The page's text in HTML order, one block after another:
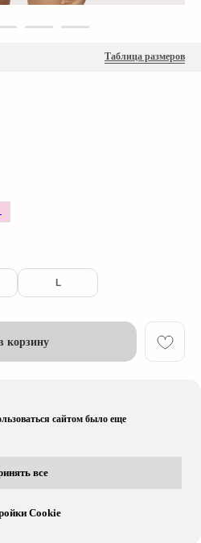
сайтом было еще
все
Cookie
L
корзину
Таблица размеров
информация доступна в нашем
экстремистской
в РФ